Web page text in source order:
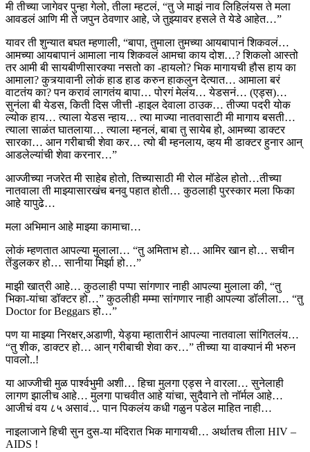
मी तीच्या जागेवर पुन्हा गेलो, तीला म्हटलं, “तु जे माझं नाव लिहिलंयस ते मला
आवडलं आणि मी ते जपुन ठेवणार आहे, जे तुझ्यावर हसले ते येडे आहेत…”
यावर ती शुन्यात बघत म्हणाली, “बापा, तुमाला तुमच्या आयबापानं शिकवलं…
आमच्या आयबापानं आमाला नाय शिकवलं आमचा काय दोश…? शिकलो आस्तो
तर आमी बी सायबीणीसारक्या नसतो का -हायलो? भिक मागायची हौस हाय का
आमाला? कुत्र्यावानी लोकं हाड हाड करुन हाकलुन देत्यात… आमाला बरं
वाटतंय का? पन करावं लागतंय बापा… पोरगं मेलंय… येडसनं… (एड्स)…
सुनंला बी येडस, किती दिस जीत्ती -हाइल देवाला ठाउक… तीज्या पदरी योक
ल्योक हाय… त्याला येडस न्हाय… त्या माज्या नातवासाटी मी मागाय बसती…
त्याला साळंत घातलाया… त्याला म्हनलं, बाबा तु सायेब हो, आमच्या डाक्टर
सारका… आन गरीबाची शेवा कर… त्यो बी म्हनलाय, व्हय मी डाक्टर हुनार आन्
आडलेल्यांची शेवा करनार…”
आज्जीच्या नजरेत मी साहेब होतो, तिच्यासाठी मी रोल मॉडेल होतो…तीच्या
नातवाला ती माझ्यासारखंच बनवु पहात होती… कुठलाही पुरस्कार मला फिका
आहे यापुढे…
मला अभिमान आहे माझ्या कामाचा…
लोकं म्हणतात आपल्या मुलाला… “तु अमिताभ हो… आमिर खान हो… सचीन
तेंडुलकर हो… सानीया मिर्झा हो…”
माझी खात्री आहे… कुठलाही पप्पा सांगणार नाही आपल्या मुलाला की, “तु
भिका-यांचा डॉक्टर हो…” कुठलीही मम्मा सांगणार नाही आपल्या डॉलीला… “तु
Doctor for Beggars हो…”
पण या माझ्या निरक्षर,अडाणी, येड्या म्हातारीनं आपल्या नातवाला सांगितलंय…
“तु शीक, डाक्टर हो… आन् गरीबाची शेवा कर…” तीच्या या वाक्यानं मी भरुन
पावलो..!
या आज्जीची मुळ पार्श्वभुमी अशी… हिचा मुलगा एड्स ने वारला… सुनेलाही
लागण झालीच आहे… मुलगा पाचवीत आहे यांचा, सुदैवाने तो नॉर्मल आहे…
आजीचं वय ८५ असावं… पान पिकलंय कधी गळुन पडेल माहित नाही…
नाइलाजाने हिची सुन दुस-या मंदिरात भिक मागायची… अर्थातच तीला HIV –
AIDS !